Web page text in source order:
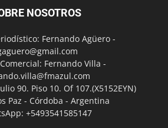
NOSOTROS
Fernando Agüero -
Fernando Villa -
90. Piso 10. Of 107.(X5152EYN)
Paz - Córdoba - Argentina
+5493541585147